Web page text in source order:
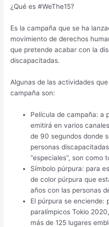
¿Qué es #WeThe15?
Es la campaña que se ha
movimiento de derechos
que pretende acabar con la
discapacitadas.
Algunas de las actividades
campaña son:
Película de campaña: a
emitirá en varios
de 90 segundos donde
personas
“especiales”, son como
Símbolo púrpura: para
de color púrpura que
años con las personas
El púrpura se enciende:
paralímpicos Tokio
más de 125 lugares